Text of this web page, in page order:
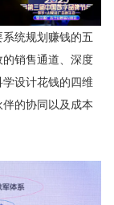
统规划赚钱的五
销售通道、深度
设计花钱的四维
的协同以及成本